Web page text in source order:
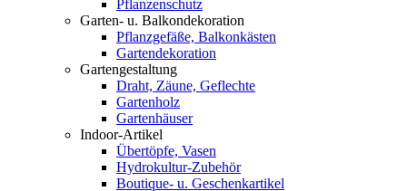
Pflanzenschutz
Garten- u. Balkondekoration
Pflanzgefäße, Balkonkästen
Gartendekoration
Gartengestaltung
Draht, Zäune, Geflechte
Gartenholz
Gartenhäuser
Indoor-Artikel
Übertöpfe, Vasen
Hydrokultur-Zubehör
Boutique- u. Geschenkartikel